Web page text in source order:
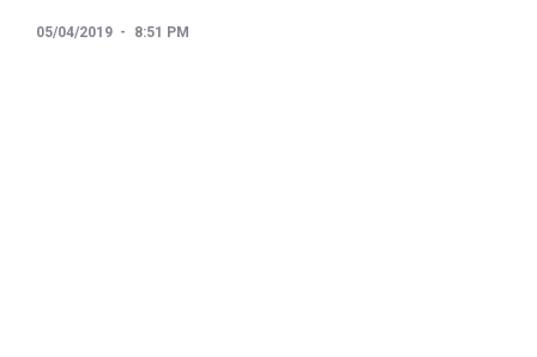
05/04/2019 8:51 PM